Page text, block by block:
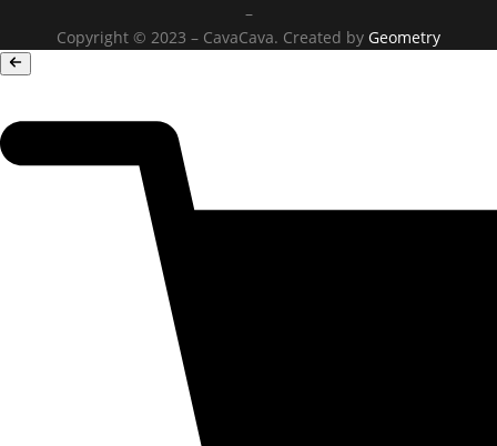
–
Copyright © 2023 – CavaCava. Created by Geometry